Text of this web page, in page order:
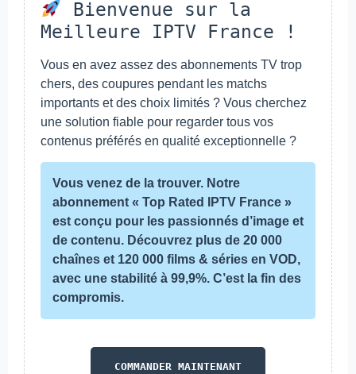
Bienvenue sur la
Meilleure IPTV France !
Vous en avez assez des abonnements TV trop
chers, des coupures pendant les matchs
importants et des choix limités ? Vous cherchez
une solution fiable pour regarder tous vos
contenus préférés en qualité exceptionnelle ?
Vous venez de la trouver. Notre
abonnement « Top Rated IPTV France »
est conçu pour les passionnés d’image et
de contenu. Découvrez plus de 20 000
chaînes et 120 000 films & séries en VOD,
avec une stabilité à 99,9%. C’est la fin des
compromis.
COMMANDER MAINTENANT